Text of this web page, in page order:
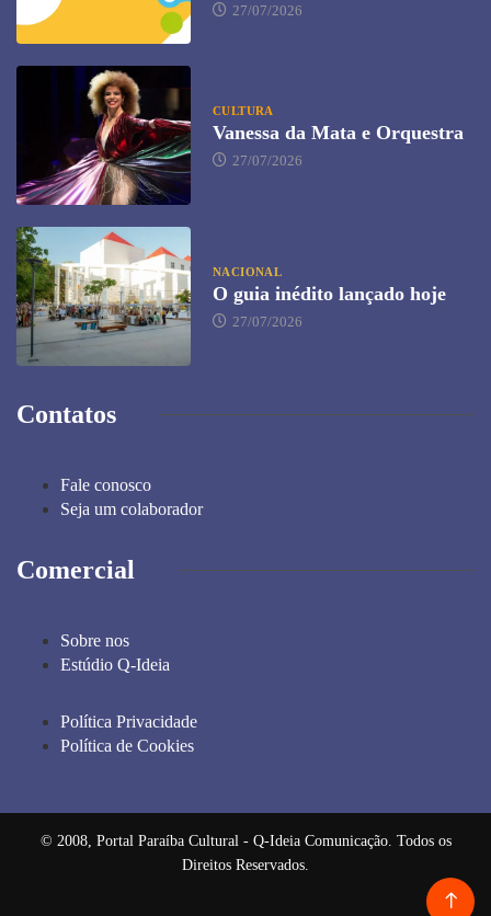
27/07/2026
CULTURA
Vanessa da Mata e Orquestra
27/07/2026
NACIONAL
O guia inédito lançado hoje
27/07/2026
Contatos
Fale conosco
Seja um colaborador
Comercial
Sobre nos
Estúdio Q-Ideia
Política Privacidade
Política de Cookies
© 2008, Portal Paraíba Cultural - Q-Ideia Comunicação. Todos os
Direitos Reservados.